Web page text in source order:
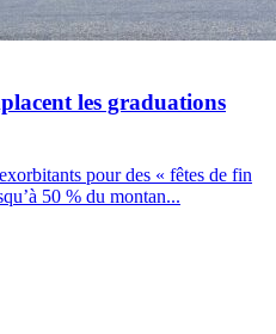
les graduations
pour des « fêtes de fin
50 % du montan...